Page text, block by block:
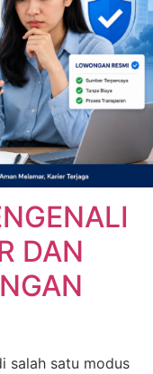
DAN
salah satu modus